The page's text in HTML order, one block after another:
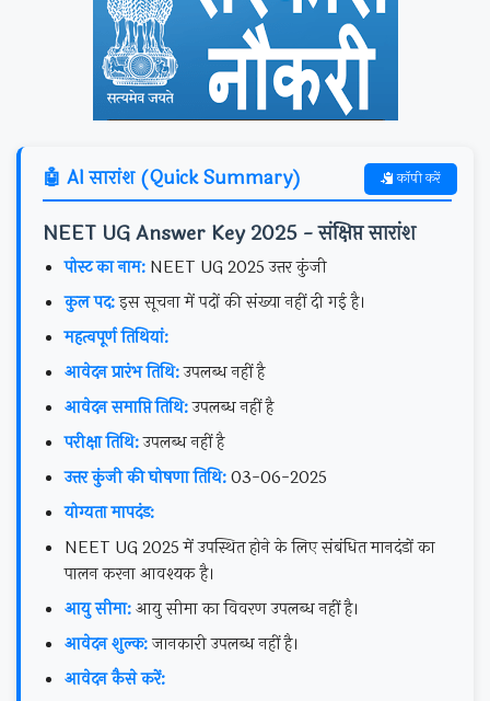
🤖 AI सारांश (Quick Summary)
NEET UG Answer Key 2025 - संक्षिप्त सारांश
पोस्ट का नाम: NEET UG 2025 उत्तर कुंजी
कुल पद:इस सूचना में पदों की संख्या नहीं दी गई है।
महत्वपूर्ण तिथियां:
आवेदन प्रारंभ तिथि:उपलब्ध नहीं है
आवेदन समाप्ति तिथि:उपलब्ध नहीं है
परीक्षा तिथि:उपलब्ध नहीं है
उत्तर कुंजी की घोषणा तिथि:03-06-2025
योग्यता मापदंड:
NEET UG 2025 में उपस्थित होने के लिए संबंधित मानदंडों का
पालन करना आवश्यक है।
आयु सीमा:आयु सीमा का विवरण उपलब्ध नहीं है।
आवेदन शुल्क:जानकारी उपलब्ध नहीं है।
आवेदन कैसे करें:
कॉपी करें